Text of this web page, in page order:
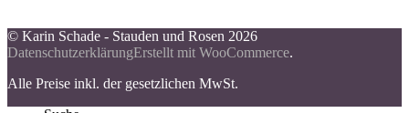
© Karin Schade - Stauden und Rosen 2026
DatenschutzerklärungErstellt mit WooCommerce.
Alle Preise inkl. der gesetzlichen MwSt.